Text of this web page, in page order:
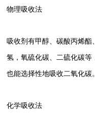
物理吸收法
吸收剂有甲醇、碳酸丙烯
氢，氧硫化碳、二硫化碳等
也能选择性地吸收二氧化碳。
化学吸收法